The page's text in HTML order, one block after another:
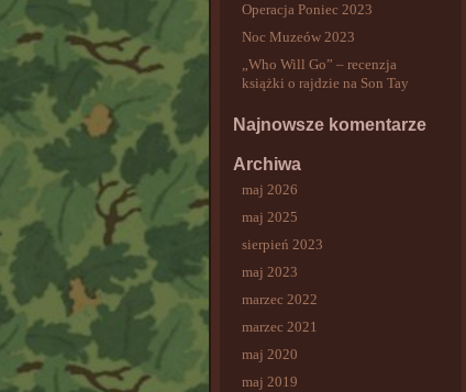
Operacja Poniec 2023
Noc Muzeów 2023
„Who Will Go” – recenzja
książki o rajdzie na Son Tay
Najnowsze komentarze
Archiwa
maj 2026
maj 2025
sierpień 2023
maj 2023
marzec 2022
marzec 2021
maj 2020
maj 2019